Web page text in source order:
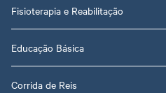
Fisioterapia e Reabilitação
Educação Básica
Corrida de Reis